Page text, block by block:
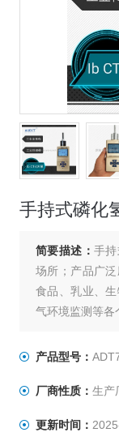
手持式磷化
简要描述：手
场所；产品广
食品、乳业、
气环境监测等各
产品型号：
厂商性质： 生产
更新时间：